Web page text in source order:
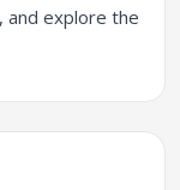
and explore the